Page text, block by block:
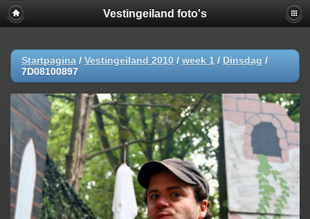
Vestingeiland foto's
Startpagina / Vestingeiland 2010 / week 1 / Dinsdag /
7D08100897